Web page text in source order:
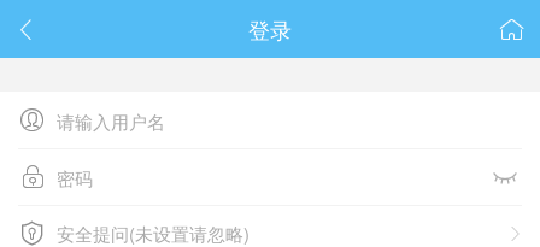
 
登录

 
 
安全提问(未设置请忽略)